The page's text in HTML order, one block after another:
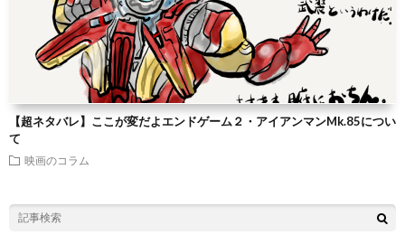
【超ネタバレ】ここが変だよエンドゲーム２・アイアンマンMk.85につい
て
映画のコラム